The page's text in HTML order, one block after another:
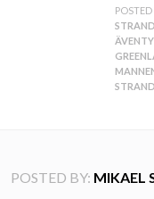
POSTED
POSTED BY: MIKAEL